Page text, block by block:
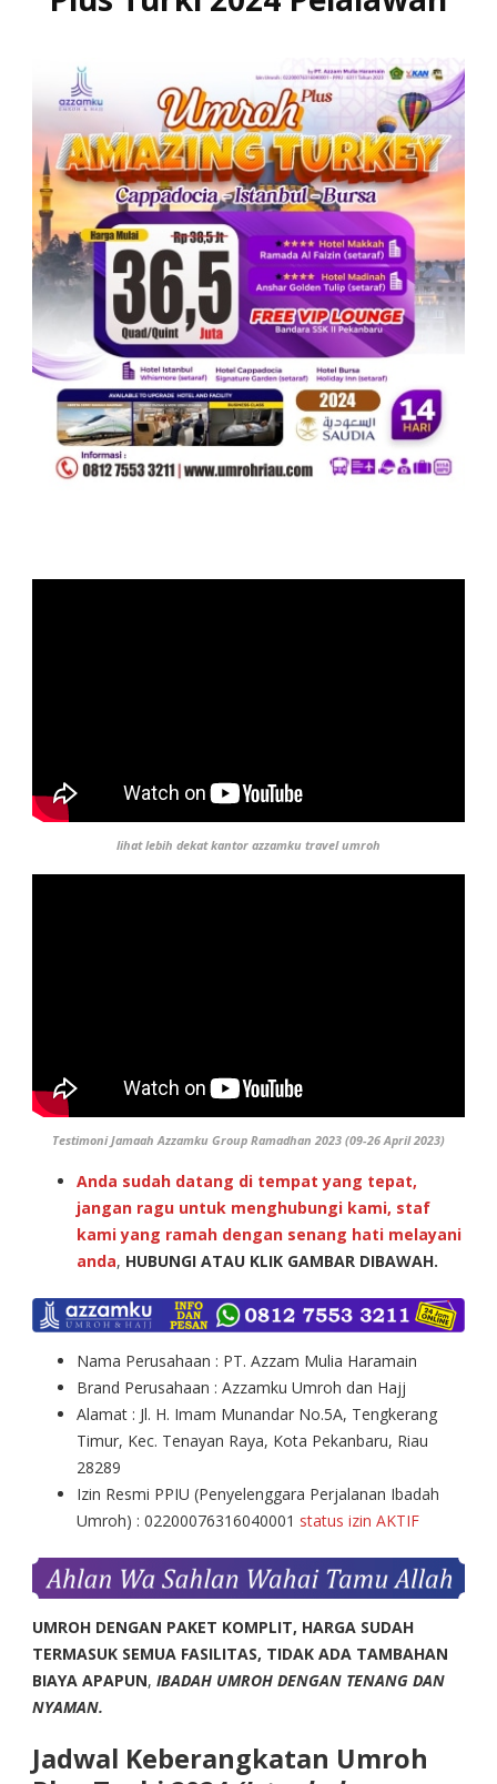
lihat lebih dekat kantor azzamku travel umroh
Testimoni Jamaah Azzamku Group Ramadhan 2023 (09-26 April 2023)
Anda sudah datang di tempat yang tepat,
jangan ragu untuk menghubungi kami, staf
kami yang ramah dengan senang hati melayani
anda, HUBUNGI ATAU KLIK GAMBAR DIBAWAH.
Nama Perusahaan : PT. Azzam Mulia Haramain
Brand Perusahaan : Azzamku Umroh dan Hajj
Alamat : Jl. H. Imam Munandar No.5A, Tengkerang
Timur, Kec. Tenayan Raya, Kota Pekanbaru, Riau
28289
Izin Resmi PPIU (Penyelenggara Perjalanan Ibadah
Umroh) : 02200076316040001 status izin AKTIF
UMROH DENGAN PAKET KOMPLIT, HARGA SUDAH
TERMASUK SEMUA FASILITAS, TIDAK ADA TAMBAHAN
BIAYA APAPUN, IBADAH UMROH DENGAN TENANG DAN
NYAMAN.
Jadwal Keberangkatan Umroh